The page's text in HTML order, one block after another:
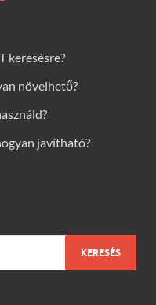
keresésre?
növelhető?
javítható?